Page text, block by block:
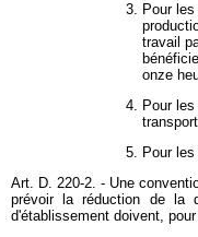
Pour
travail
onze
Pour
Pour
Art. D. 220-2. - Une
prévoir la réduction de la
d'établissement doivent,